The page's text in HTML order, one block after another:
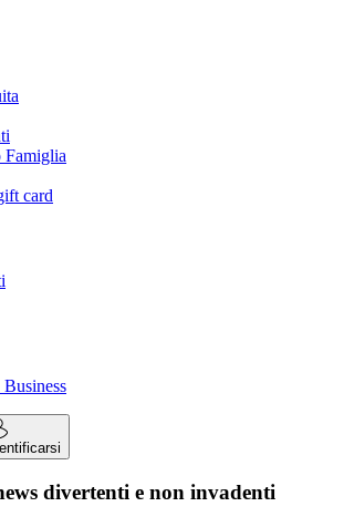
Famiglia
card
divertenti e non invadenti